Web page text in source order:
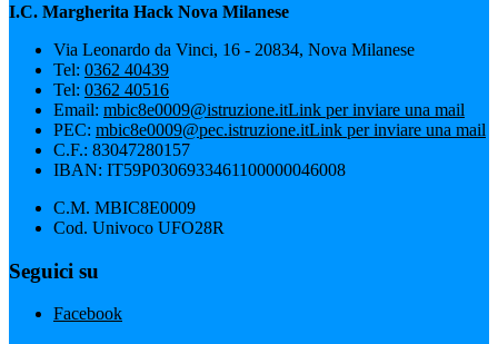
I.C. Margherita Hack Nova Milanese
Via Leonardo da Vinci, 16 - 20834, Nova Milanese
Tel: 0362 40439
Tel: 0362 40516
Email: mbic8e0009@istruzione.itLink per inviare una mail
PEC: mbic8e0009@pec.istruzione.itLink per inviare una mail
C.F.: 83047280157
IBAN: IT59P0306933461100000046008
C.M. MBIC8E0009
Cod. Univoco UFO28R
Seguici su
Facebook